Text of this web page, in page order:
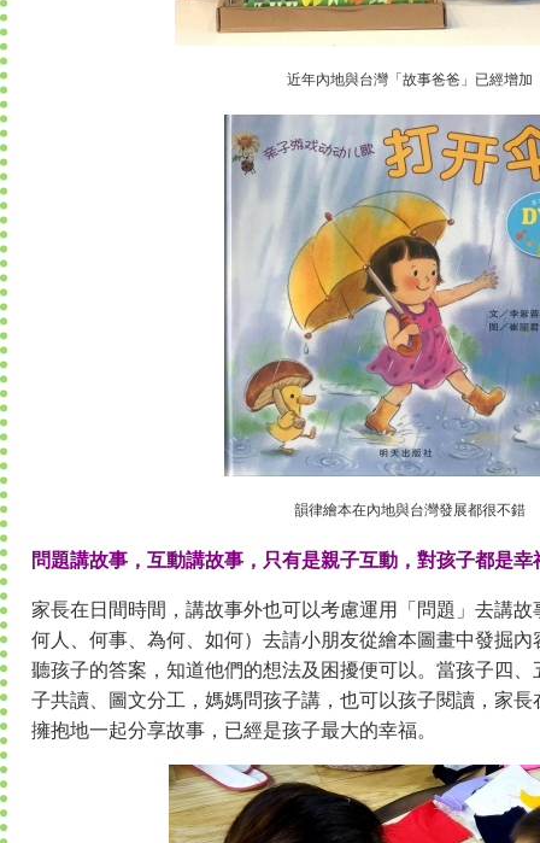
近年內地與台灣「故事爸爸」已經增加
韻律繪本在內地與台灣發展都很不錯
問題講故事，互動講故事，只有是親子互動，對孩子都是幸
家長在日間時間，講故事外也可以考慮運用「問題」去講
何人、何事、為何、如何）去請小朋友從繪本圖畫中發掘
聽孩子的答案，知道他們的想法及困擾便可以。當孩子四
子共讀、圖文分工，媽媽問孩子講，也可以孩子閱讀，家
擁抱地一起分享故事，已經是孩子最大的幸福。